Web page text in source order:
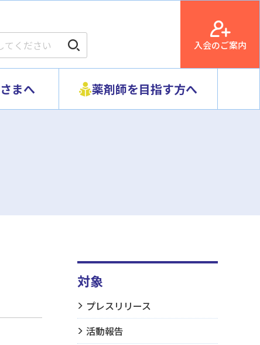
入会のご案内
まへ 薬剤師を目指す方へ
対象
プレスリリース
活動報告